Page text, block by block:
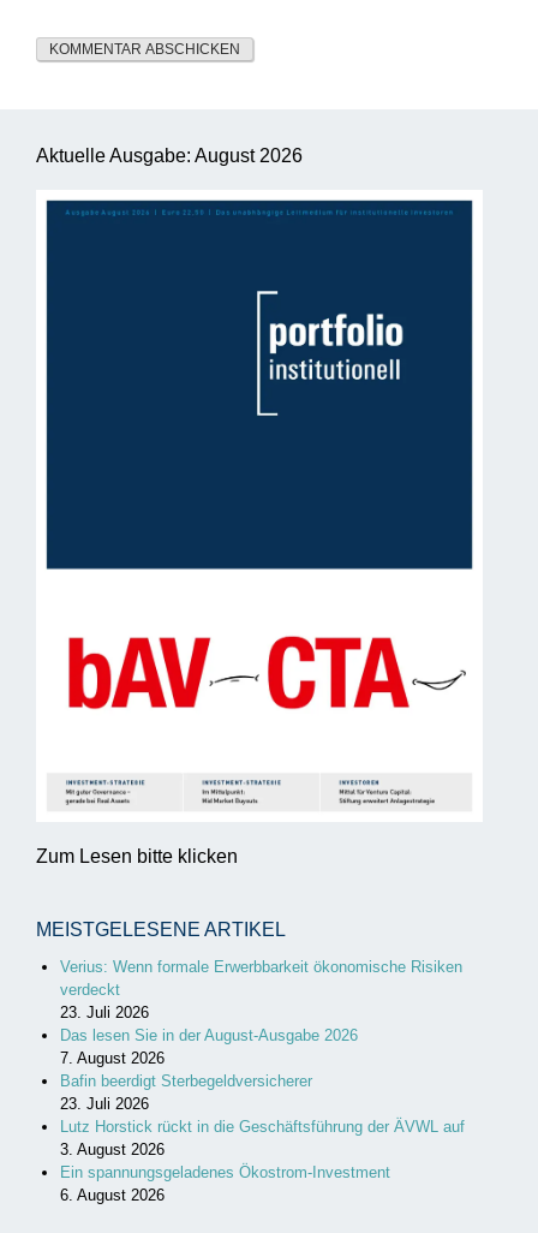
Aktuelle Ausgabe: August 2026
Zum Lesen bitte klicken
MEISTGELESENE ARTIKEL
Verius: Wenn formale Erwerbbarkeit ökonomische Risiken
verdeckt
23. Juli 2026
Das lesen Sie in der August-Ausgabe 2026
7. August 2026
Bafin beerdigt Sterbegeldversicherer
23. Juli 2026
Lutz Horstick rückt in die Geschäftsführung der ÄVWL auf
3. August 2026
Ein spannungsgeladenes Ökostrom-Investment
6. August 2026